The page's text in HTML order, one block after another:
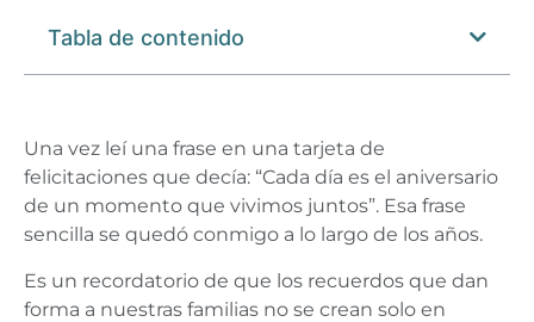
Una vez leí una frase en una tarjeta de
felicitaciones que decía: “Cada día es el aniversario
de un momento que vivimos juntos”. Esa frase
sencilla se quedó conmigo a lo largo de los años.
Es un recordatorio de que los recuerdos que dan
forma a nuestras familias no se crean solo en
Tabla de contenido